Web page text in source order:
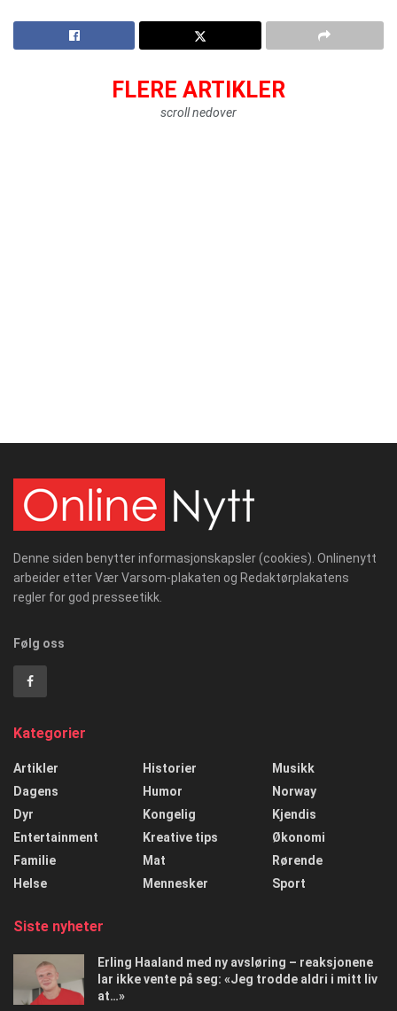
FLERE ARTIKLER
scroll nedover
Denne siden benytter informasjonskapsler (cookies). Onlinenytt
arbeider etter Vær Varsom-plakaten og Redaktørplakatens
regler for god presseetikk.
Følg oss
Kategorier
Artikler
Dagens
Dyr
Entertainment
Familie
Helse
Historier
Humor
Kongelig
Kreative tips
Mat
Mennesker
Musikk
Norway
Kjendis
Økonomi
Rørende
Sport
Siste nyheter
Erling Haaland med ny avsløring – reaksjonene
lar ikke vente på seg: «Jeg trodde aldri i mitt liv
at…»